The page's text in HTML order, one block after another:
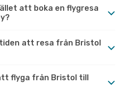
att boka en flygresa
att resa från Bristol
flyga från Bristol till